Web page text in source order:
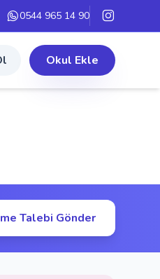
0544 965 14 90
Okul Ekle
Talebi Gönder